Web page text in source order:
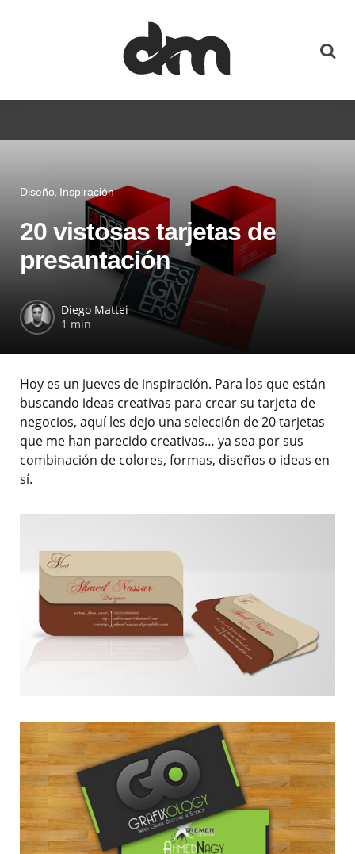
Diseño Inspiración
20 vistosas tarjetas de
presantación
Diego Mattei
1 min
Hoy es un jueves de inspiración. Para los que están
buscando ideas creativas para crear su tarjeta de
negocios, aquí les dejo una selección de 20 tarjetas
que me han parecido creativas… ya sea por sus
combinación de colores, formas, diseños o ideas en
sí.